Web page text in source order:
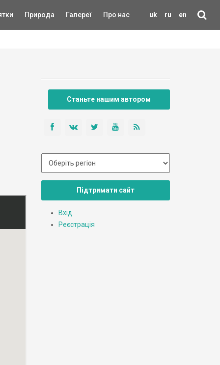
uk ru en
Природа Галереї Про нас
Станьте нашим автором
Підтримати сайт
Вхід
Реєстрація